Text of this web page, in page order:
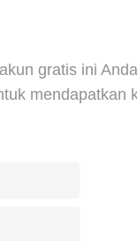
gratis ini
mendapatkan